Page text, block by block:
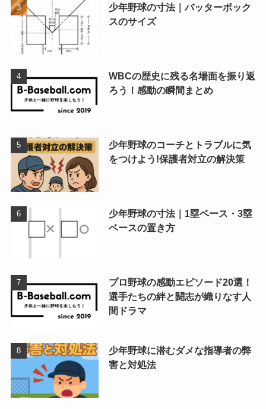
少年野球の寸法｜バッターボック
スのサイズ
WBCの歴史に残る名場面を振り返
ろう！感動の瞬間まとめ
少年野球のコーチとトラブルに気
をつけよう!保護者対立の解決策
少年野球の寸法｜1塁ベース・3塁
ベースの置き方
プロ野球の感動エピソード20選！
選手たちの絆と闘志が織りなす人
間ドラマ
少年野球に潜むダメな指導者の弊
害と対処法